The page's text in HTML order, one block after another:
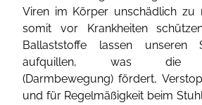
Viren im Körper unschädlich zu
somit vor Krankheiten
Ballaststoffe lassen
aufquillen, was die
(Darmbewegung) fördert,
und für Regelmäßigkeit beim